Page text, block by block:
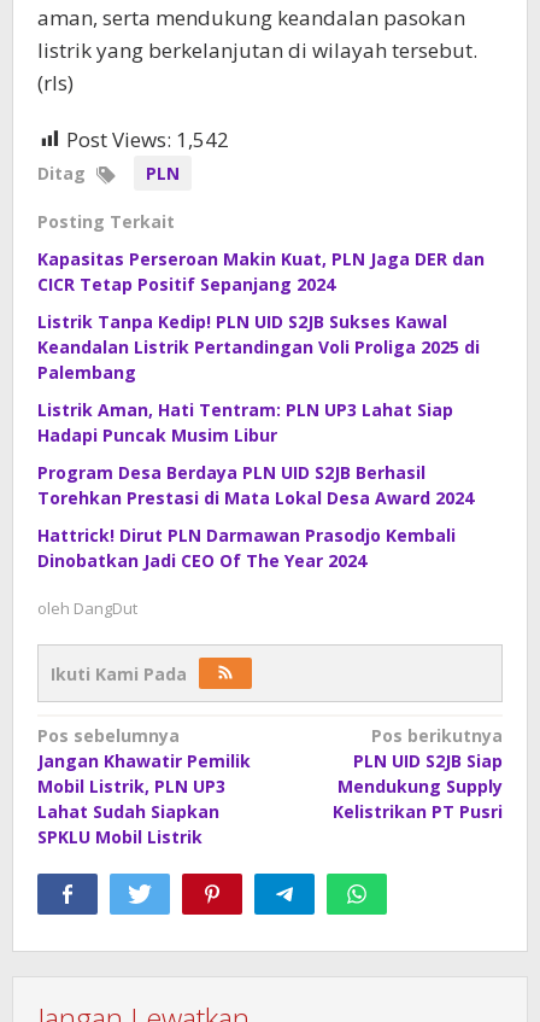
aman, serta mendukung keandalan pasokan
listrik yang berkelanjutan di wilayah tersebut.
(rls)
Post Views: 1,542
Ditag PLN
Posting Terkait
Kapasitas Perseroan Makin Kuat, PLN Jaga DER dan
CICR Tetap Positif Sepanjang 2024
Listrik Tanpa Kedip! PLN UID S2JB Sukses Kawal
Keandalan Listrik Pertandingan Voli Proliga 2025 di
Palembang
Listrik Aman, Hati Tentram: PLN UP3 Lahat Siap
Hadapi Puncak Musim Libur
Program Desa Berdaya PLN UID S2JB Berhasil
Torehkan Prestasi di Mata Lokal Desa Award 2024
Hattrick! Dirut PLN Darmawan Prasodjo Kembali
Dinobatkan Jadi CEO Of The Year 2024
oleh DangDut
Ikuti Kami Pada
Navigasi
pos
Pos sebelumnya
Jangan Khawatir Pemilik
Mobil Listrik, PLN UP3
Lahat Sudah Siapkan
SPKLU Mobil Listrik
Pos berikutnya
PLN UID S2JB Siap
Mendukung Supply
Kelistrikan PT Pusri